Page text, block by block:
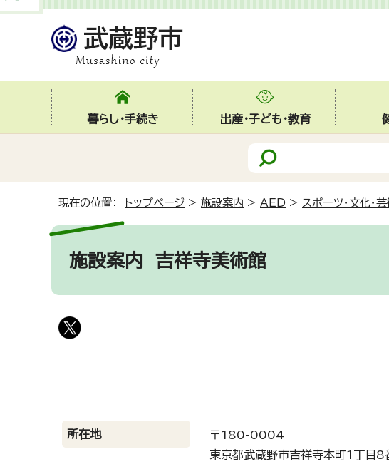
暮らし・手続き 出産・子ども・教育
現在の位置： トップページ > 施設案内 > AED > スポーツ・文化・
施設案内 吉祥寺美術館
所在地
〒180-0004
東京都武蔵野市吉祥寺本町1丁